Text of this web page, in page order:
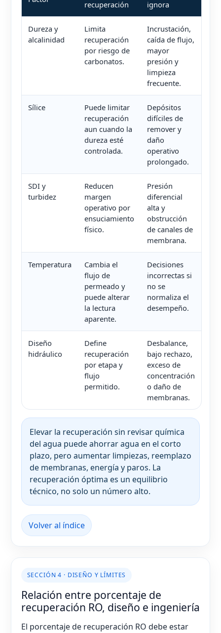
recuperación ignora
Dureza y
alcalinidad
Limita
recuperación
por riesgo de
carbonatos.
Incrustación,
caída de flujo,
mayor
presión y
limpieza
frecuente.
Sílice
Puede limitar
recuperación
aun cuando la
dureza esté
controlada.
Depósitos
difíciles de
remover y
daño
operativo
prolongado.
SDI y
turbidez
Reducen
margen
operativo por
ensuciamiento
físico.
Presión
diferencial
alta y
obstrucción
de canales de
membrana.
Temperatura
Cambia el
flujo de
permeado y
puede alterar
la lectura
aparente.
Decisiones
incorrectas si
no se
normaliza el
desempeño.
Diseño
hidráulico
Define
recuperación
por etapa y
flujo
permitido.
Desbalance,
bajo rechazo,
exceso de
concentración
o daño de
membranas.
Elevar la recuperación sin revisar química
del agua puede ahorrar agua en el corto
plazo, pero aumentar limpiezas, reemplazo
de membranas, energía y paros. La
recuperación óptima es un equilibrio
técnico, no solo un número alto.
Volver al índice
SECCIÓN 4 · DISEÑO Y LÍMITES
Relación entre porcentaje de
recuperación RO, diseño e ingeniería
El porcentaje de recuperación RO debe estar